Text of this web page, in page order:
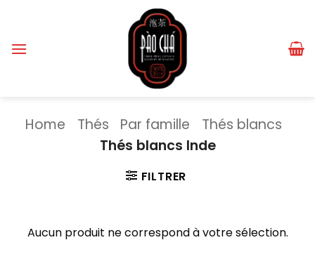
contenu
Home Thés Par famille
Thés blancs
Thés blancs Inde
FILTRER
Aucun produit ne correspond à votre sélection.